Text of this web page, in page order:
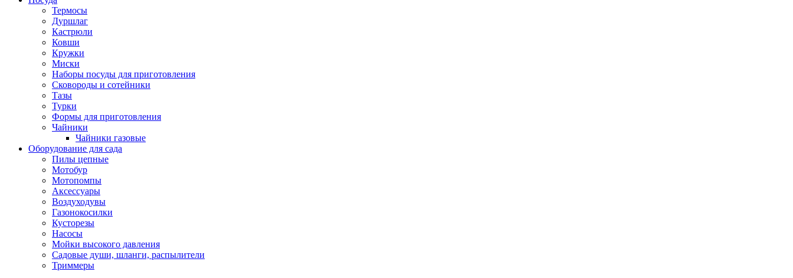
Термосы
Дуршлаг
Кастрюли
Ковши
Кружки
Миски
Наборы посуды для приготовления
Сковороды и сотейники
Тазы
Турки
Формы для приготовления
Чайники
Чайники газовые
Оборудование для сада
Пилы цепные
Мотобур
Мотопомпы
Аксессуары
Воздуходувы
Газонокосилки
Кусторезы
Насосы
Мойки высокого давления
Садовые души, шланги, распылители
Триммеры